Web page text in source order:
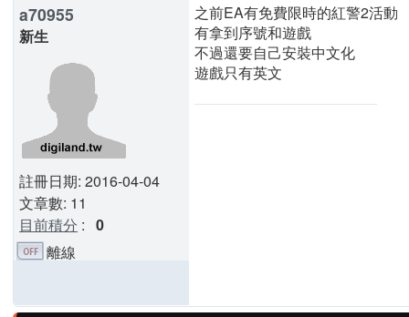
a70955
新生
註冊日期: 2016-04-04
文章數: 11
目前積分 : 0
之前EA有免費限時的紅警2活動
有拿到序號和遊戲
不過還要自己安裝中文化
遊戲只有英文
離線